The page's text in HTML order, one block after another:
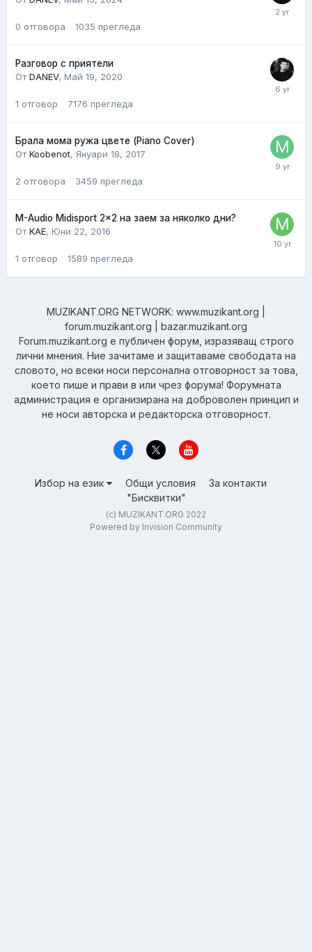
0 отговора 1035 прегледа
Разговор с приятели
ОтDANEV, Май 19, 2020
1 отговор 7176 прегледа
Брала мома ружа цвете (Piano Cover)
ОтKoobenot, Януари 18, 2017
2 отговора 3459 прегледа
M-Audio Midisport 2x2 на заем за няколко дни?
ОтKAE, Юни 22, 2016
1 отговор 1589 прегледа
MUZIKANT.ORG NETWORK: www.muzikant.org |
forum.muzikant.org | bazar.muzikant.org
Forum.muzikant.org е публичен форум, изразяващ строго
лични мнения. Ние зачитаме и защитаваме свободата на
словото, но всеки носи персонална отговорност за това,
което пише и прави в или чрез форума! Форумната
администрация е организирана на доброволен принцип и
не носи авторска и редакторска отговорност.
Избор на език Общи условия
За контакти
"Бисквитки"
(c) MUZIKANT.ORG 2022
Powered by Invision Community